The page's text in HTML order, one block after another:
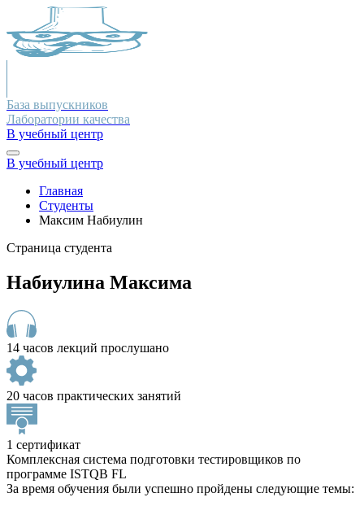
База выпускников
Лаборатории качества
В учебный центр
В учебный центр
Главная
Студенты
Максим Набиулин
Страница студента
Набиулина Максима
14 часов лекций прослушано
20 часов практических занятий
1 сертификат
Комплексная система подготовки тестировщиков по
программе ISTQB FL
За время обучения были успешно пройдены следующие темы: